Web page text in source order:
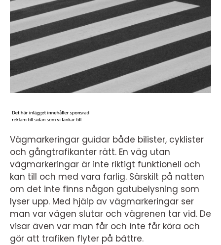
Vägmarkeringar guidar både bilister, cyklister
och gångtrafikanter rätt. En väg utan
vägmarkeringar är inte riktigt funktionell och
kan till och med vara farlig. Särskilt på natten
om det inte finns någon gatubelysning som
lyser upp. Med hjälp av vägmarkeringar ser
man var vägen slutar och vägrenen tar vid. De
visar även var man får och inte får köra och
gör att trafiken flyter på bättre.